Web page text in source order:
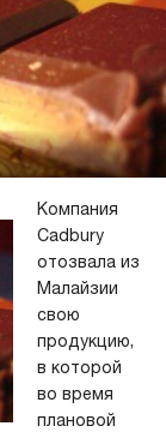
Компания
Cadbury
отозвала из
Малайзии
свою
продукцию,
в которой
во время
плановой